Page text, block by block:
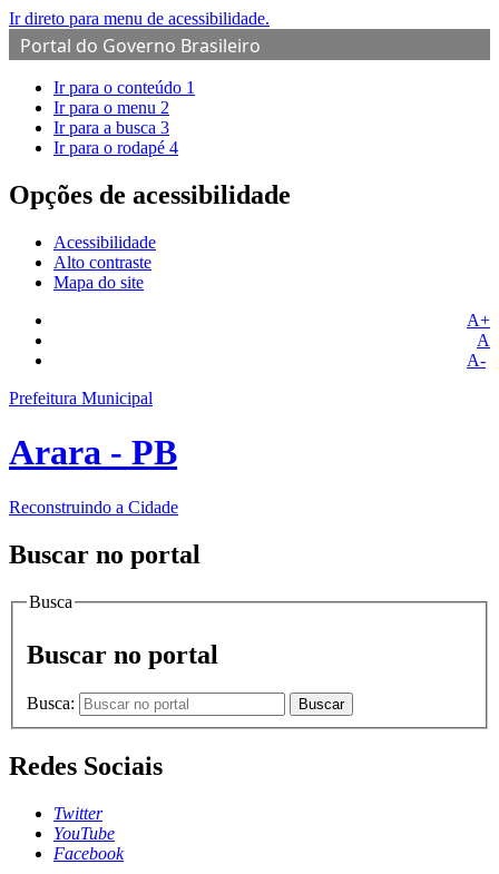
Ir direto para menu de acessibilidade.
Portal do Governo Brasileiro
Ir para o conteúdo 1
Ir para o menu 2
Ir para a busca 3
Ir para o rodapé 4
Opções de acessibilidade
Acessibilidade
Alto contraste
Mapa do site
A+
A
A-
Prefeitura Municipal
Arara - PB
Reconstruindo a Cidade
Buscar no portal
Busca
Buscar no portal
Busca: Buscar
Redes Sociais
Twitter
YouTube
Facebook